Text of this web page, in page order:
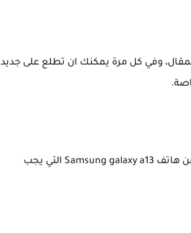
وفي كل مرة يمكنك ان تطلع على جديد
بداية دعني اشارك معك بعض المعلومات والمواصفات المهمة عن هاتف Samsung galaxy a13 التي يجب